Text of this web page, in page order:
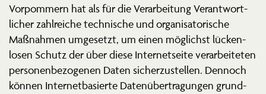
Vorpommern hat als für die Verar­beitung Verant­wort­
licher zahlreiche technische und organi­sa­to­rische
Maßnahmen umgesetzt, um einen möglichst lücken­
losen Schutz der über diese Inter­net­seite verar­bei­teten
perso­nen­be­zo­genen Daten sicher­zu­stellen. Dennoch
können Inter­net­ba­sierte Daten­über­tra­gungen grund­